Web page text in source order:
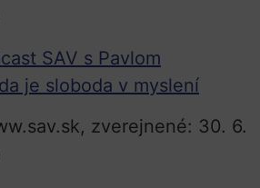
SAV s Pavlom
je sloboda v myslení
zverejnené: 30. 6.